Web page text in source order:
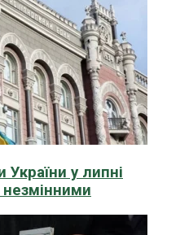
у липні